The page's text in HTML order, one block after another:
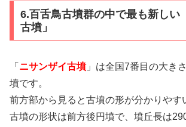
6.百舌鳥古墳群の中で最も新しい
古墳」
「 ニサンザイ古墳」は全国7番目の大き
墳です。
前方部から見ると古墳の形が分かりやす
古墳の形状は前方後円墳で、墳丘長は